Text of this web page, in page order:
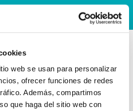
web se usan para personalizar
ofrecer funciones de redes
Además, compartimos
que haga del sitio web con